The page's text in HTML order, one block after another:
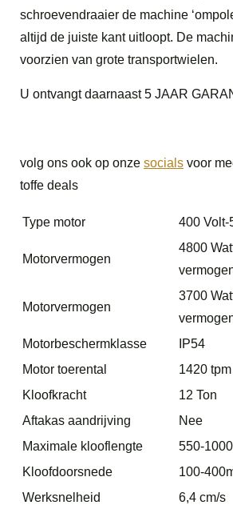
schroevendraaier de machine
altijd de juiste kant uitloopt. De
voorzien van grote transportwielen.
U ontvangt daarnaast 5 JAAR
volg ons ook op onze socials voor
toffe deals
Type motor 400 Volt-
Motorvermogen
4800
Motorvermogen
3700
Motorbeschermklasse
IP54
Motor toerental
1420 tpm
Kloofkracht
12 Ton
Aftakas aandrijving
Nee
Maximale klooflengte
550-
Kloofdoorsnede
100-
Werksnelheid
6,4 cm/s